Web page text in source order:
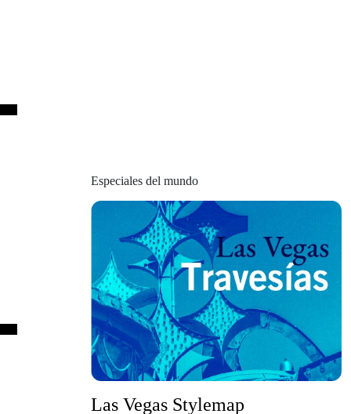
Especiales del mundo
Las Vegas Stylemap